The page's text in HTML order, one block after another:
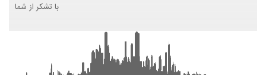
با تشکر از شما